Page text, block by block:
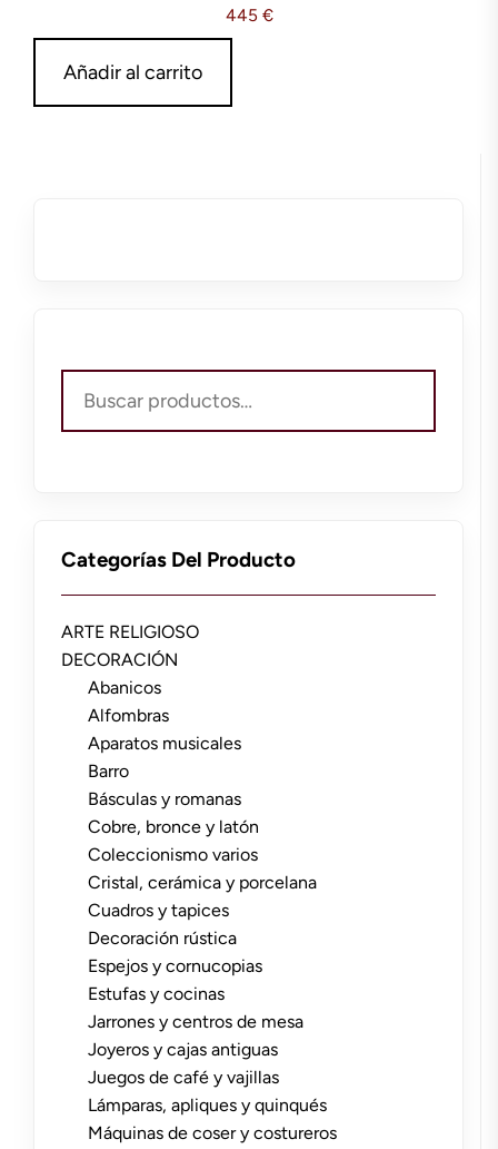
445 €
Añadir al carrito
por:
Categorías Del Producto
ARTE RELIGIOSO
DECORACIÓN
Abanicos
Alfombras
Aparatos musicales
Barro
Básculas y romanas
Cobre, bronce y latón
Coleccionismo varios
Cristal, cerámica y porcelana
Cuadros y tapices
Decoración rústica
Espejos y cornucopias
Estufas y cocinas
Jarrones y centros de mesa
Joyeros y cajas antiguas
Juegos de café y vajillas
Lámparas, apliques y quinqués
Máquinas de coser y costureros